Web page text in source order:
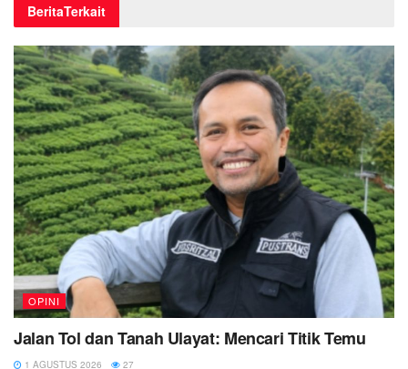
BeritaTerkait
OPINI
Jalan Tol dan Tanah Ulayat: Mencari Titik Temu
1 AGUSTUS 2026 27